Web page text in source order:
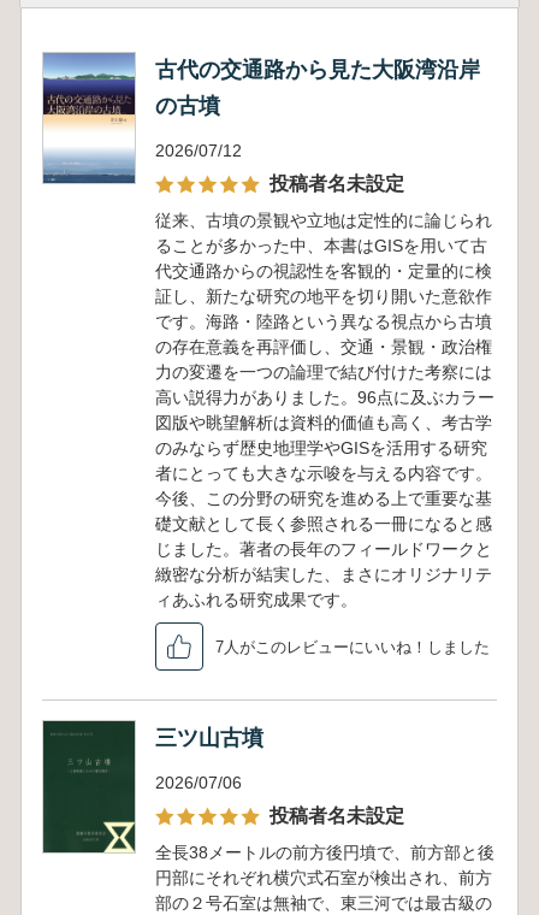
古代の交通路から見た大阪湾沿岸
の古墳
2026/07/12
投稿者名未設定
従来、古墳の景観や立地は定性的に論じられ
ることが多かった中、本書はGISを用いて古
代交通路からの視認性を客観的・定量的に検
証し、新たな研究の地平を切り開いた意欲作
です。海路・陸路という異なる視点から古墳
の存在意義を再評価し、交通・景観・政治権
力の変遷を一つの論理で結び付けた考察には
高い説得力がありました。96点に及ぶカラー
図版や眺望解析は資料的価値も高く、考古学
のみならず歴史地理学やGISを活用する研究
者にとっても大きな示唆を与える内容です。
今後、この分野の研究を進める上で重要な基
礎文献として長く参照される一冊になると感
じました。著者の長年のフィールドワークと
緻密な分析が結実した、まさにオリジナリテ
ィあふれる研究成果です。
7人がこのレビューにいいね！しました
三ツ山古墳
2026/07/06
投稿者名未設定
全長38メートルの前方後円墳で、前方部と後
円部にそれぞれ横穴式石室が検出され、前方
部の２号石室は無袖で、東三河では最古級の